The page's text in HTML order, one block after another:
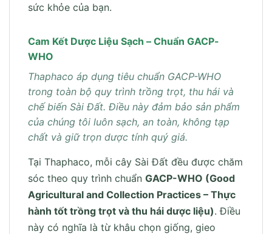
sức khỏe của bạn.
Cam Kết Dược Liệu Sạch – Chuẩn GACP-
WHO
Thaphaco áp dụng tiêu chuẩn GACP-WHO
trong toàn bộ quy trình trồng trọt, thu hái và
chế biến Sài Đất. Điều này đảm bảo sản phẩm
của chúng tôi luôn sạch, an toàn, không tạp
chất và giữ trọn dược tính quý giá.
Tại Thaphaco, mỗi cây Sài Đất đều được chăm
sóc theo quy trình chuẩn GACP-WHO (Good
Agricultural and Collection Practices – Thực
hành tốt trồng trọt và thu hái dược liệu). Điều
này có nghĩa là từ khâu chọn giống, gieo